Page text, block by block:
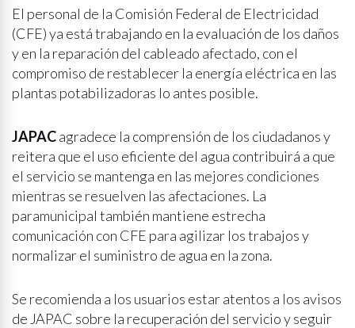
Gobernadora Yeraldine Bonilla
El personal de la Comisión Federal de Electricidad
(CFE) ya está trabajando en la evaluación de los daños
y en la reparación del cableado afectado, con el
compromiso de restablecer la energía eléctrica en las
plantas potabilizadoras lo antes posible.
JAPACagradece la comprensión de los ciudadanos y
reitera que el uso eficiente del agua contribuirá a que
el servicio se mantenga en las mejores condiciones
mientras se resuelven las afectaciones. La
paramunicipal también mantiene estrecha
comunicación con CFE para agilizar los trabajos y
normalizar el suministro de agua en la zona.
Se recomienda a los usuarios estar atentos a los avisos
de JAPAC sobre la recuperación del servicio y seguir